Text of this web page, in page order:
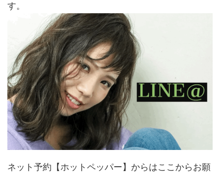
す。
ネット予約【ホットペッパー】からはここからお願